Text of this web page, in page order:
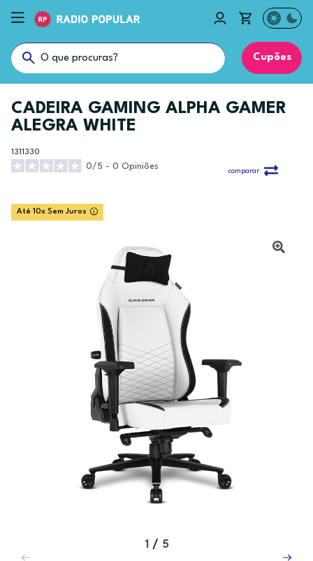
Cupões
CADEIRA GAMING ALPHA GAMER
ALEGRA WHITE
1311330
0/5 - 0 Opiniões
comparar
Até 10x Sem Juros
1 / 5